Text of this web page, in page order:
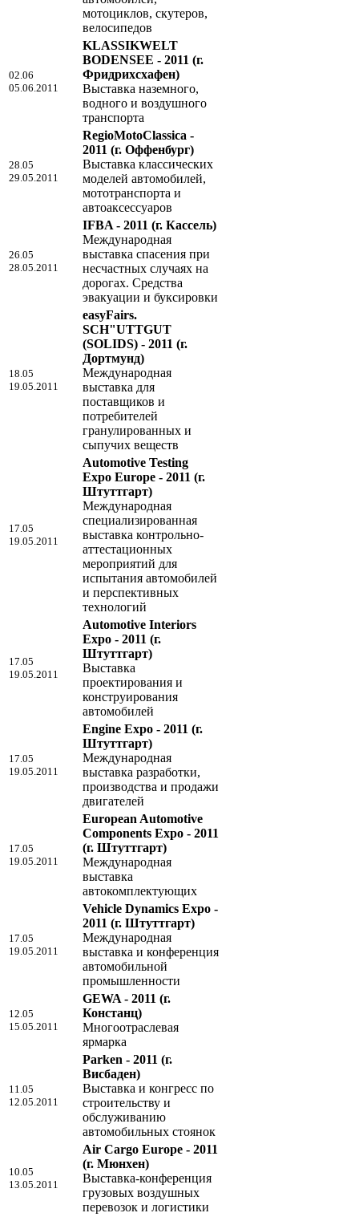
мотоциклов, скутеров,
велосипедов
02.06
05.06.2011
KLASSIKWELT
BODENSEE - 2011 (г.
Фридрихсхафен)
Выставка наземного,
водного и воздушного
транспорта
28.05
29.05.2011
RegioMotoClassica -
2011 (г. Оффенбург)
Выставка классических
моделей автомобилей,
мототранспорта и
автоаксессуаров
26.05
28.05.2011
IFBA - 2011 (г. Кассель)
Международная
выставка спасения при
несчастных случаях на
дорогах. Средства
эвакуации и буксировки
18.05
19.05.2011
easyFairs.
SCH"UTTGUT
(SOLIDS) - 2011 (г.
Дортмунд)
Международная
выставка для
поставщиков и
потребителей
гранулированных и
сыпучих веществ
17.05
19.05.2011
Automotive Testing
Expo Europe - 2011 (г.
Штуттгарт)
Международная
специализированная
выставка контрольно-
аттестационных
мероприятий для
испытания автомобилей
и перспективных
технологий
17.05
19.05.2011
Automotive Interiors
Expo - 2011 (г.
Штуттгарт)
Выставка
проектирования и
конструирования
автомобилей
17.05
19.05.2011
Engine Expo - 2011 (г.
Штуттгарт)
Международная
выставка разработки,
производства и продажи
двигателей
17.05
19.05.2011
European Automotive
Components Expo - 2011
(г. Штуттгарт)
Международная
выставка
автокомплектующих
17.05
19.05.2011
Vehicle Dynamics Expo -
2011 (г. Штуттгарт)
Международная
выставка и конференция
автомобильной
промышленности
12.05
15.05.2011
GEWA - 2011 (г.
Констанц)
Многоотраслевая
ярмарка
11.05
12.05.2011
Parken - 2011 (г.
Висбаден)
Выставка и конгресс по
строительству и
обслуживанию
автомобильных стоянок
10.05
13.05.2011
Air Cargo Europe - 2011
(г. Мюнхен)
Выставка-конференция
грузовых воздушных
перевозок и логистики